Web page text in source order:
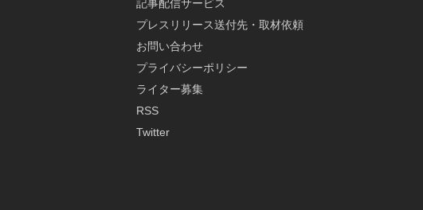
記事配信サービス
プレスリリース送付先・取材依頼
お問い合わせ
プライバシーポリシー
ライター募集
RSS
Twitter